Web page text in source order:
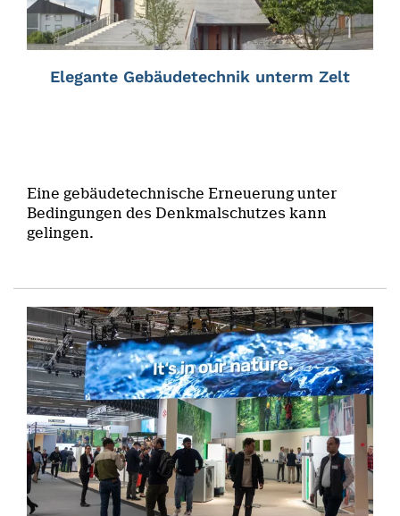
Elegante Gebäudetechnik unterm Zelt
Eine gebäudetechnische Erneuerung unter
Bedingungen des Denkmalschutzes kann
gelingen.